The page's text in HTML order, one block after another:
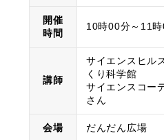
開催
時間
10時00分～11
講師
サイエンスヒル
くり科学館
サイエンスコー
さん
会場 だんだん広場